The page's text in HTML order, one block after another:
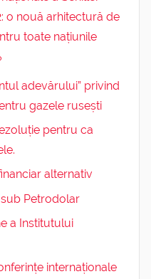
o nouă arhitectură de
toate națiunile
adevărului” privind
gazele rusești
pentru ca
alternativ
Petrodolar
a Institutului
internaționale